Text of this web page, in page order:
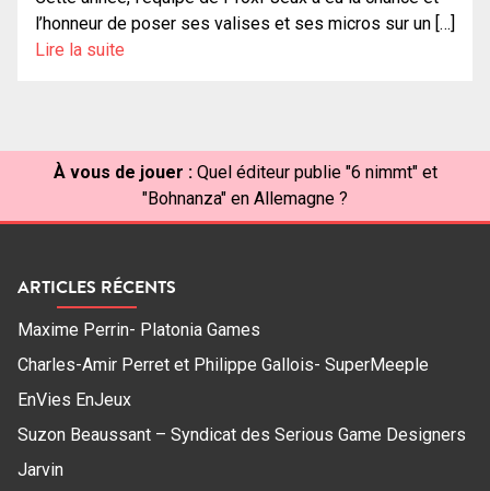
l’honneur de poser ses valises et ses micros sur un […]
Lire la suite
À vous de jouer : Quel éditeur publie "6 nimmt" et
"Bohnanza" en Allemagne ?
ARTICLES RÉCENTS
Maxime Perrin- Platonia Games
Charles-Amir Perret et Philippe Gallois- SuperMeeple
EnVies EnJeux
Suzon Beaussant – Syndicat des Serious Game Designers
Jarvin